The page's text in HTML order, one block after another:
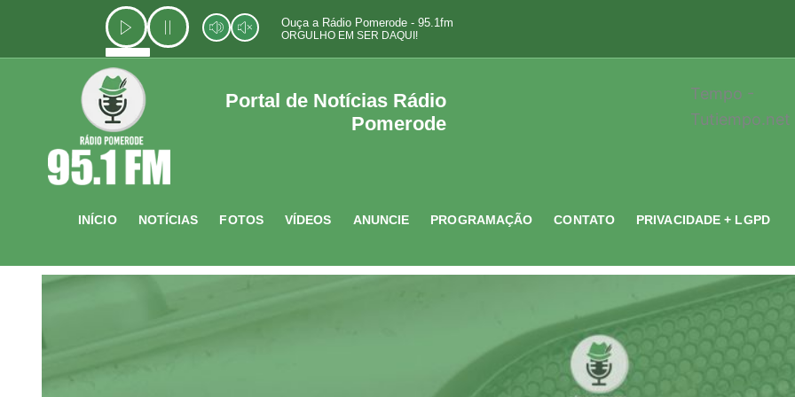
o
Ouça a Rádio Pomerode - 95.1fm
ORGULHO EM SER DAQUI!
Portal de Notícias Rádio
Pomerode
Tempo -
Tutiempo.net
INÍCIO NOTÍCIAS FOTOS VÍDEOS ANUNCIE PROGRAMAÇÃO CONTATO PRIVACIDADE + LGPD